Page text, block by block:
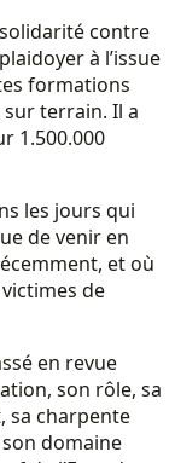
contre
à l’issue
formations
sur terrain. Il a
1.500.000
les jours qui
de venir en
et où
de
en revue
son rôle, sa
sa charpente
domaine